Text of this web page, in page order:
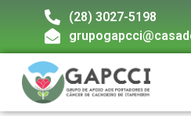
(28) 3027-5198